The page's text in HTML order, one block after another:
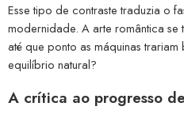
Esse tipo de contraste traduzia o
modernidade. A arte romântica
até que ponto as máquinas
equilíbrio natural?
A crítica ao progresso